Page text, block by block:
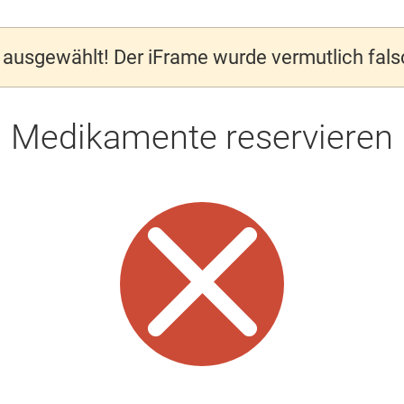
Der iFrame wurde vermutlich
Medikamente reservieren